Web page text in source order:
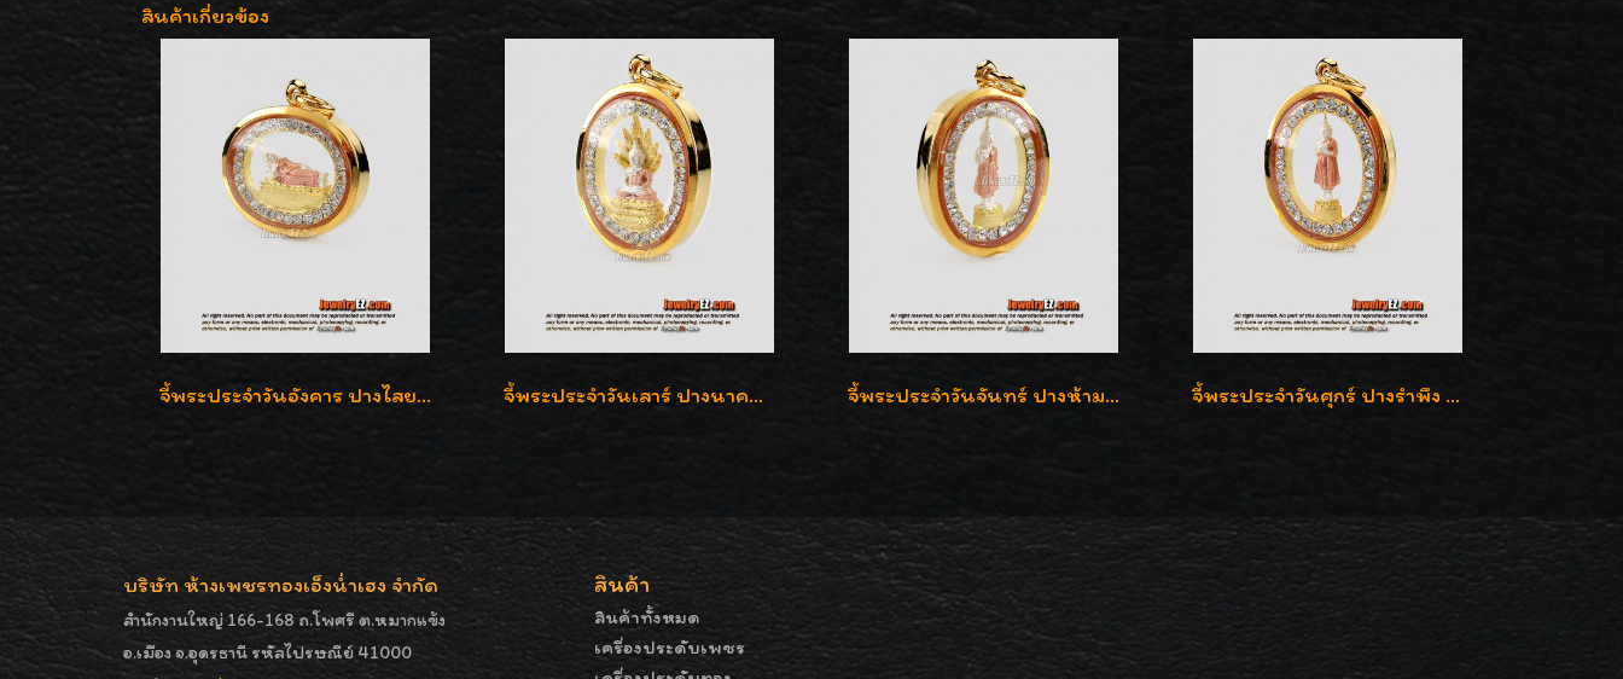
สินค้าเกี่ยวข้อง
จี้พระประจำวันอังคาร ปางไสยาสน์ ล้อมเพชรสวิส เลี่ยมกรอบทองแท้90%ค่ะ จี้พระประจำวันเสาร์ ปางนาคปรก ล้อมเพชรสวิส เลี่ยมกรอบทองแท้90%ค่ะ จี้พระประจำวันจันทร์ ปางห้ามญาติ ล้อมเพชรสวิส เลี่ยมกรอบทองแท้90%ค่ะ จี้พระประจำวันศุกร์ ปางรำพึง ล้อมเพชรสวิส เลี่ยมกรอบทองแท้90%ค่ะ
บริษัท ห้างเพชรทองเอ็งน่ำเฮง จำกัด
สำนักงานใหญ่ 166-168 ถ.โพศรี ต.หมากแข้ง
อ.เมือง จ.อุดรธานี รหัสไปรษณีย์ 41000
สินค้า
สินค้าทั้งหมด
เครื่องประดับเพชร